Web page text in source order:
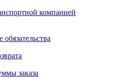
компанией
заказа